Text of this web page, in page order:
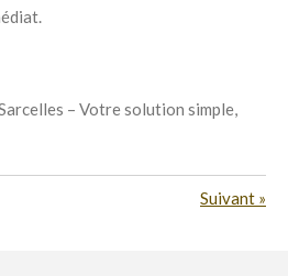
– Votre solution simple,
Suivant »